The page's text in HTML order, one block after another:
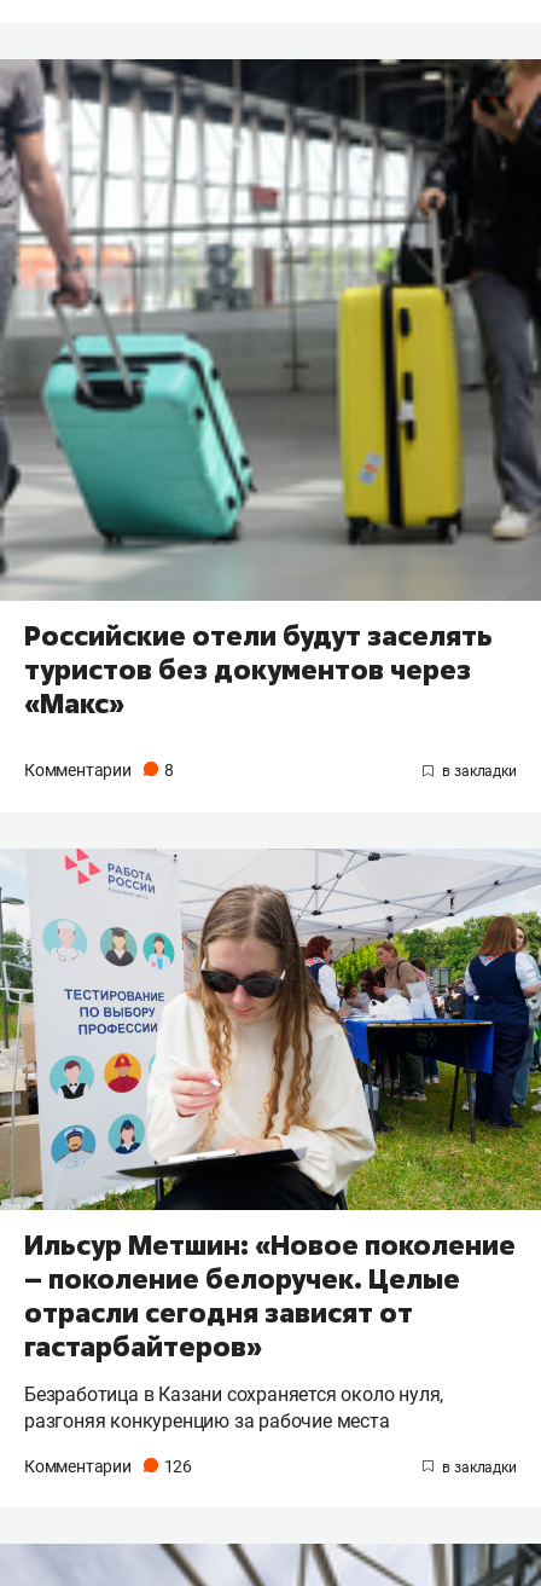
Российские отели будут заселять
туристов без документов через
«Макс»
Комментарии 8
Ильсур Метшин: «Новое поколение
– поколение белоручек. Целые
отрасли сегодня зависят от
гастарбайтеров»
Безработица в Казани сохраняется около нуля,
разгоняя конкуренцию за рабочие места
Комментарии 126